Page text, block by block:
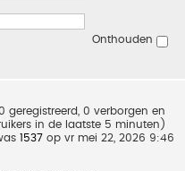
Onthouden
geregistreerd, 0 verborgen en
in de laatste 5 minuten)
1537 op vr mei 22, 2026 9:46